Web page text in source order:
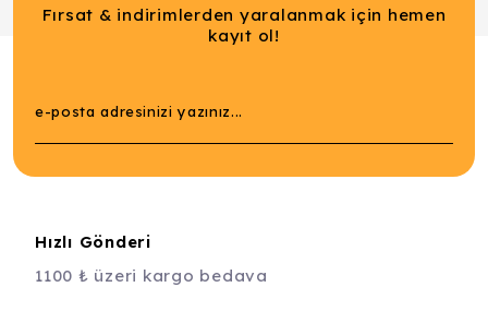
Fırsat & indirimlerden yaralanmak için hemen
kayıt ol!
Hızlı Gönderi
1100 ₺ üzeri kargo bedava